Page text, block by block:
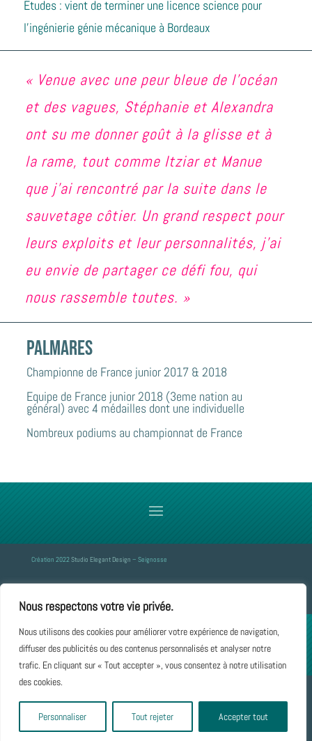
Nous respectons votre vie privée.
Nous utilisons des cookies pour améliorer votre expérience de navigation,
diffuser des publicités ou des contenus personnalisés et analyser notre
trafic. En cliquant sur « Tout accepter », vous consentez à notre utilisation
des cookies.
Personnaliser Tout rejeter Accepter tout
Études : vient de terminer une licence science pour
l’ingénierie génie mécanique à Bordeaux
« Venue avec une peur bleue de l’océan
et des vagues, Stéphanie et Alexandra
ont su me donner goût à la glisse et à
la rame, tout comme Itziar et Manue
que j’ai rencontré par la suite dans le
sauvetage côtier. Un grand respect pour
leurs exploits et leur personnalités, j’ai
eu envie de partager ce défi fou, qui
nous rassemble toutes. »
PALMARES
Championne de France junior 2017 & 2018
Equipe de France junior 2018 (3eme nation au
général) avec 4 médailles dont une individuelle
Nombreux podiums au championnat de France
Création 2022Studio Elegant Design – Seignosse